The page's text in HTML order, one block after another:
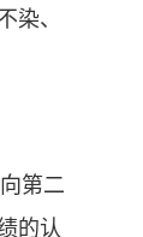
染、
第二
的认